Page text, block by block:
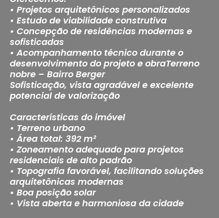
• Projetos arquitetônicos personalizados
• Estudo de viabilidade construtiva
• Concepção de residências modernas e
sofisticadas
• Acompanhamento técnico durante o
desenvolvimento do projeto e obraTerreno
nobre – Bairro Berger
Sofisticação, vista agradável e excelente
potencial de valorização
Características do imóvel
• Terreno urbano
• Área total: 392 m²
• Zoneamento adequado para projetos
residenciais de alto padrão
• Topografia favorável, facilitando soluções
arquitetônicas modernas
• Boa posição solar
• Vista aberta e harmoniosa da cidade